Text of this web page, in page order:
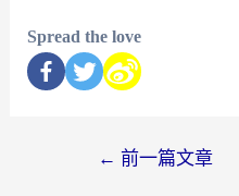
Spread the love
← 前一篇文章